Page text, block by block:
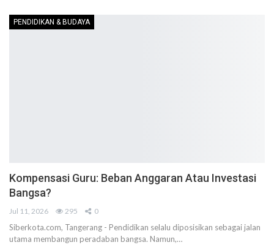
PENDIDIKAN & BUDAYA
Kompensasi Guru: Beban Anggaran Atau Investasi
Bangsa?
Jul 11, 2026 295 0
Siberkota.com, Tangerang - Pendidikan selalu diposisikan sebagai jalan
utama membangun peradaban bangsa. Namun,…